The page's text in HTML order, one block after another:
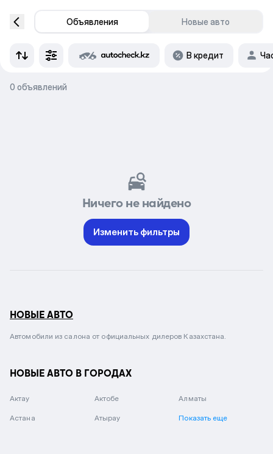
Объявления Новые авто
В кредит
0 объявлений
Ничего не найдено
Изменить фильтры
НОВЫЕ АВТО
Автомобили из салона от официальных дилеров Казахстана.
НОВЫЕ АВТО В ГОРОДАХ
Актау Актобе Алматы
Астана Атырау Показать еще